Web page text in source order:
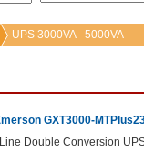
UPS 3000VA - 5000VA
GXT3000-
Double Conversion